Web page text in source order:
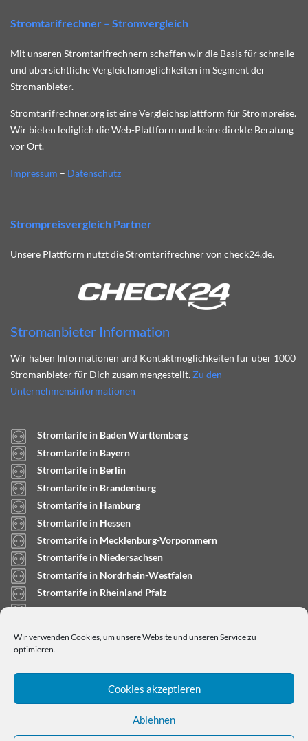
Wir verwenden Cookies, um unsere Website und unseren Service zu
optimieren.
Cookies akzeptieren
Ablehnen
Stromtarifrechner – Stromvergleich
Mit unseren Stromtarifrechnern schaffen wir die Basis für schnelle
und übersichtliche Vergleichsmöglichkeiten im Segment der
Stromanbieter.
Stromtarifrechner.org ist eine Vergleichsplattform für Strompreise.
Wir bieten lediglich die Web-Plattform und keine direkte Beratung
vor Ort.
Impressum – Datenschutz
Strompreisvergleich Partner
Unsere Plattform nutzt die Stromtarifrechner von check24.de.
Stromanbieter Information
Wir haben Informationen und Kontaktmöglichkeiten für über 1000
Stromanbieter für Dich zusammengestellt. Zu den
Unternehmensinformationen
Stromtarife in Baden Württemberg
Stromtarife in Bayern
Stromtarife in Berlin
Stromtarife in Brandenburg
Stromtarife in Hamburg
Stromtarife in Hessen
Stromtarife in Mecklenburg-Vorpommern
Stromtarife in Niedersachsen
Stromtarife in Nordrhein-Westfalen
Stromtarife in Rheinland Pfalz
Stromtarife in Saarland
Stromtarife in Schleswig-Holstein